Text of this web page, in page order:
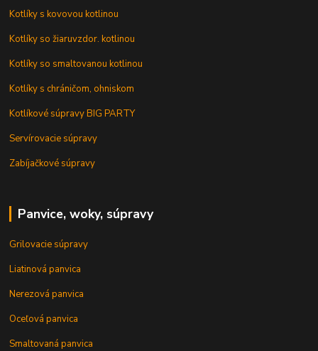
Kotlíky s kovovou kotlinou
Kotlíky so žiaruvzdor. kotlinou
Kotlíky so smaltovanou kotlinou
Kotlíky s chráničom, ohniskom
Kotlíkové súpravy BIG PARTY
Servírovacie súpravy
Zabíjačkové súpravy
Panvice, woky, súpravy
Grilovacie súpravy
Liatinová panvica
Nerezová panvica
Oceľová panvica
Smaltovaná panvica